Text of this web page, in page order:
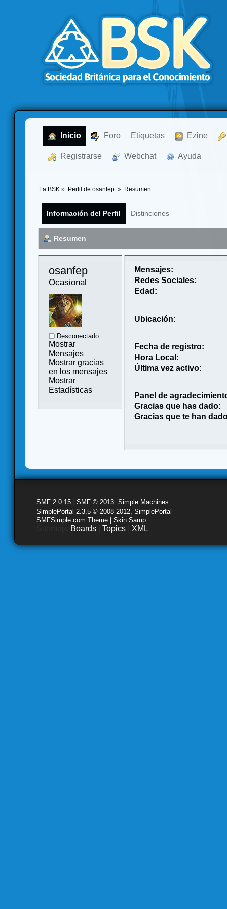
Inicio Foro Etiquetas Ezine
Registrarse Webchat Ayuda
La BSK » Perfil de osanfep » Resumen
Información del Perfil Distinciones
Resumen
osanfep
Ocasional
Desconectado
Mostrar
Mensajes
Mostrar gracias
en los mensajes
Mostrar
Estadísticas
Mensajes:
Redes Sociales:
Edad:
Ubicación:
Fecha de registro:
Hora Local:
Última vez activo:
Panel de
Gracias que has dado:
Gracias que te han
SMF 2.0.15 SMF © 2013 Simple Machines
SimplePortal 2.3.5 © 2008-2012, SimplePortal
SMFSimple.com Theme | Skin Samp
Boards Topics XML